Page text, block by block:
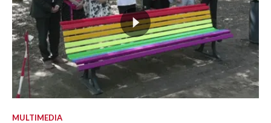
MULTIMEDIA